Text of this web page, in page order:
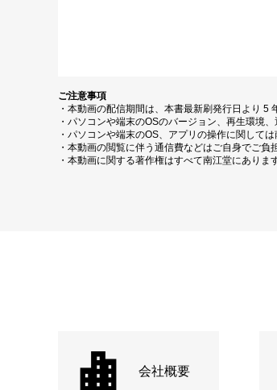
ご注意事項
・本動画の配信期間は、本書最新刷発行日より 5
・パソコンや端末のOSのバージョン、再生環境
・パソコンや端末のOS、アプリの操作に関して
・本動画の閲覧に伴う通信費などはご自身でご負
・本動画に関する著作権はすべて南江堂にあり
会社概要